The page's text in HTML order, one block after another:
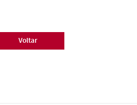
Voltar